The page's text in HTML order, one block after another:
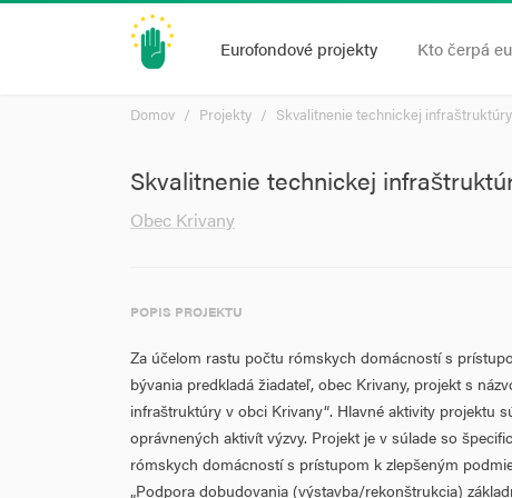
Eurofondové projekty Kto čerpá
Domov Projekty Skvalitnenie technickej
Skvalitnenie technickej
Obec Krivany
POPIS PROJEKTU
Za účelom rastu počtu rómskych domácností s
bývania predkladá žiadateľ, obec Krivany, projekt s
infraštruktúry v obci Krivany“. Hlavné aktivity projektu
oprávnených aktivít výzvy. Projekt je v súlade so
rómskych domácností s prístupom k zlepšeným
„Podpora dobudovania (výstavba/rekonštrukcia)